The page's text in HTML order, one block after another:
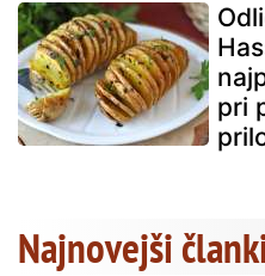
pri
Najnovejši